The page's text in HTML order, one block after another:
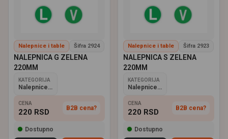
Nalepnice i table Šifra 2924
NALEPNICA G ZELENA
220MM
KATEGORIJA
Nalepnice i table
CENA
220 RSD B2B cena?
Dostupno
Nalepnice i table Šifra 2923
NALEPNICA S ZELENA
220MM
KATEGORIJA
Nalepnice i table
CENA
220 RSD B2B cena?
Dostupno